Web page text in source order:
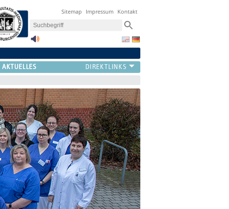
Sitemap Impressum Kontakt
AKTUELLES